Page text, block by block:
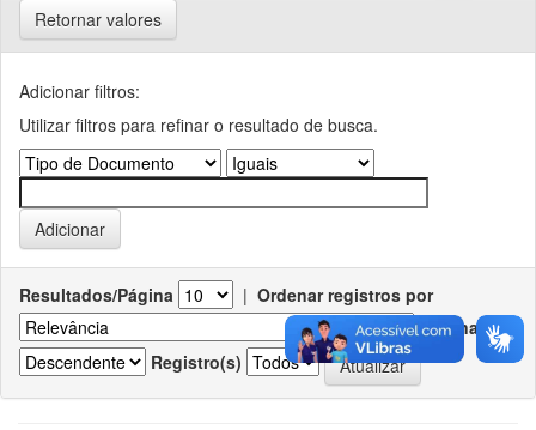
Retornar valores
Adicionar filtros:
Utilizar filtros para refinar o resultado de busca.
Resultados/Página | Ordenar registros por
Ordenar
Registro(s)